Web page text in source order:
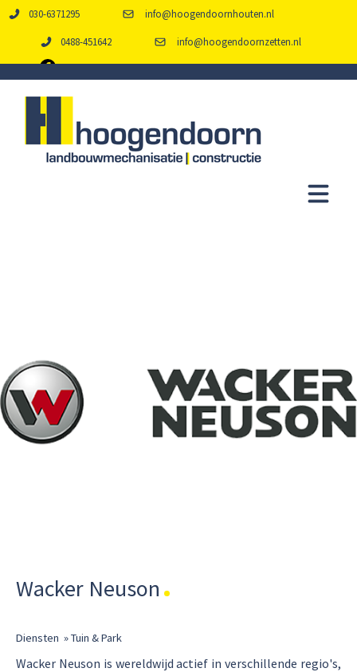
030-6371295 info@hoogendoornhouten.nl
0488-451642 info@hoogendoornzetten.nl
Wacker Neuson
Diensten »Tuin & Park
Wacker Neuson is wereldwijd actief in verschillende regio's,